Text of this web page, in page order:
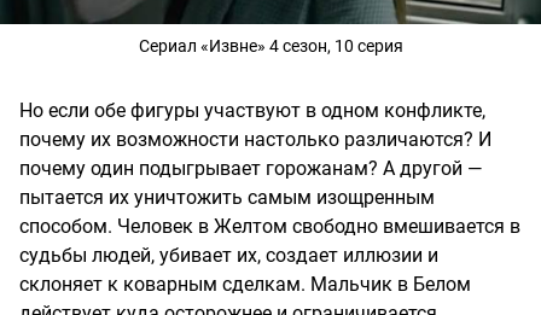
Сериал «Извне» 4 сезон, 10 серия
Но если обе фигуры участвуют в одном конфликте,
почему их возможности настолько различаются? И
почему один подыгрывает горожанам? А другой —
пытается их уничтожить самым изощренным
способом. Человек в Желтом свободно вмешивается в
судьбы людей, убивает их, создает иллюзии и
склоняет к коварным сделкам. Мальчик в Белом